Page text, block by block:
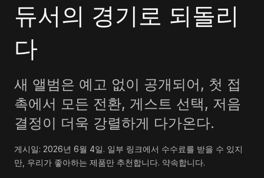
듀서의 경기로 되돌리
다
새 앨범은 예고 없이 공개되어, 첫 접
촉에서 모든 전환, 게스트 선택, 저음
결정이 더욱 강렬하게 다가온다.
게시일: 2026년 6월 4일. 일부 링크에서 수수료를 받을 수 있지
만, 우리가 좋아하는 제품만 추천합니다. 약속합니다.